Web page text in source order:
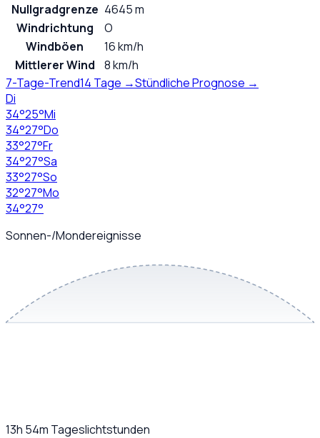
Nullgradgrenze 4645 m
Windrichtung
O
Windböen
16 km/h
Mittlerer Wind
8 km/h
7-Tage-Trend14 Tage →Stündliche Prognose →
Di
34°25°Mi
34°27°Do
33°27°Fr
34°27°Sa
33°27°So
32°27°Mo
34°27°
Sonnen-/Mondereignisse
13h 54m Tageslichtstunden